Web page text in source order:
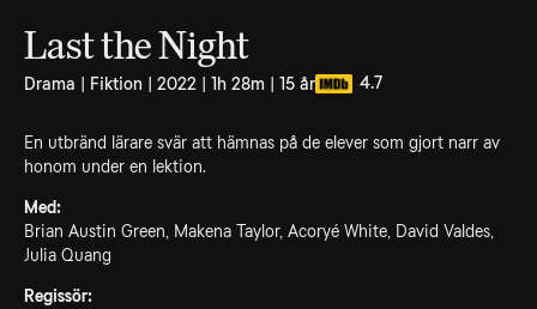
Last the Night
Drama | Fiktion | 2022 | 1h 28m | 15 år 4.7
En utbränd lärare svär att hämnas på de elever som gjort narr av
honom under en lektion.
Med:
Brian Austin Green, Makena Taylor, Acoryé White, David Valdes,
Julia Quang
Regissör: